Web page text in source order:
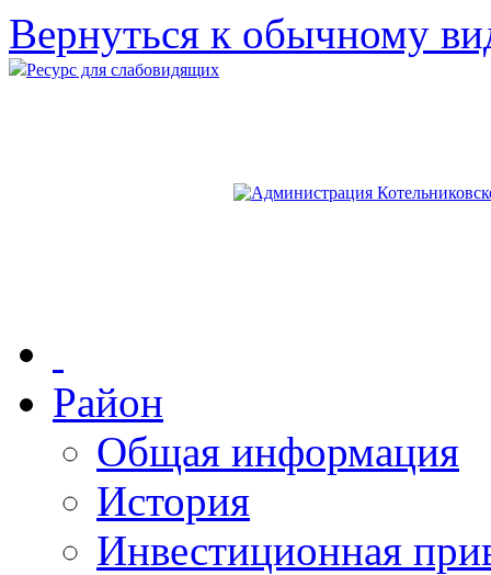
Вернуться к обычному
Ресурс для слабовидящих
Район
Общая информация
История
Инвестиционная